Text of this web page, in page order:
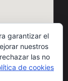
garantizar el
nuestros
las no
de cookies